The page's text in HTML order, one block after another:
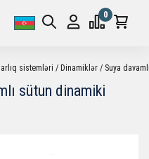
0
sistemləri Dinamiklər Suya
sütun dinamiki